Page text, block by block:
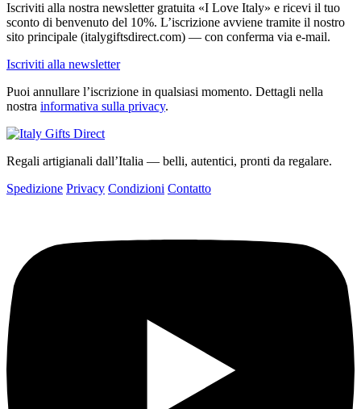
Iscriviti alla nostra newsletter gratuita «I Love Italy» e ricevi il tuo
sconto di benvenuto del 10%. L’iscrizione avviene tramite il nostro
sito principale (italygiftsdirect.com) — con conferma via e-mail.
Iscriviti alla newsletter
Puoi annullare l’iscrizione in qualsiasi momento. Dettagli nella
nostra informativa sulla privacy.
Regali artigianali dall’Italia — belli, autentici, pronti da regalare.
Spedizione Privacy Condizioni Contatto